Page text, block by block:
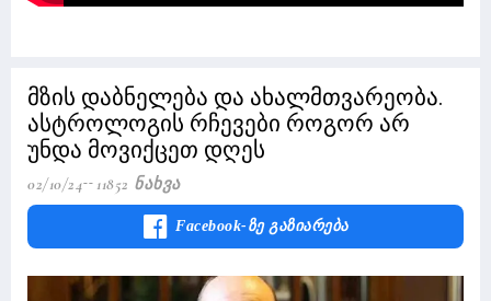
მზის დაბნელება და ახალმთვარეობა.
ასტროლოგის რჩევები როგორ არ
უნდა მოვიქცეთ დღეს
02/10/24 11852 Ნახვა
Facebook-Ზე Გაზიარება